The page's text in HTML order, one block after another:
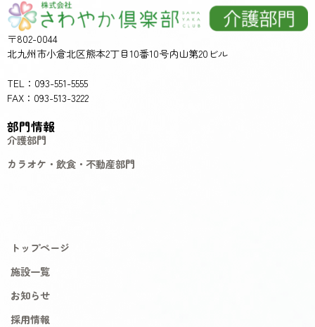
〒802-0044
北九州市小倉北区熊本2丁目10番10号内山第20ビル
TEL：093-551-5555
FAX：093-513-3222
部門情報
介護部門
カラオケ・飲食・不動産部門
トップページ
施設一覧
お知らせ
採用情報